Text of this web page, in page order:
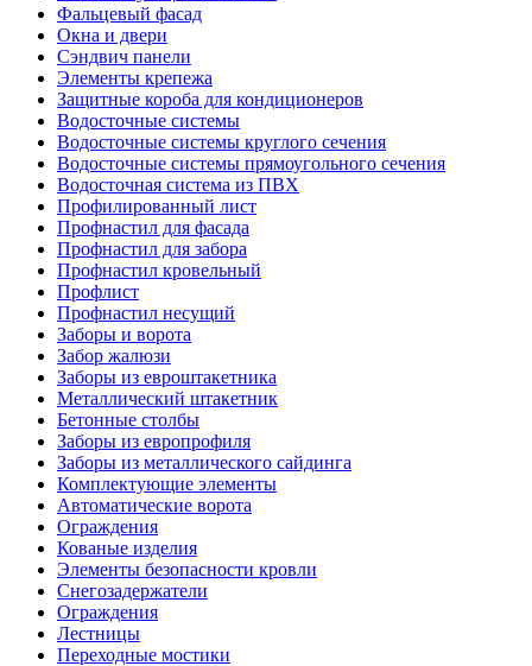
Фальцевый фасад
Окна и двери
Сэндвич панели
Элементы крепежа
Защитные короба для кондиционеров
Водосточные системы
Водосточные системы круглого сечения
Водосточные системы прямоугольного сечения
Водосточная система из ПВХ
Профилированный лист
Профнастил для фасада
Профнастил для забора
Профнастил кровельный
Профлист
Профнастил несущий
Заборы и ворота
Забор жалюзи
Заборы из евроштакетника
Металлический штакетник
Бетонные столбы
Заборы из европрофиля
Заборы из металлического сайдинга
Комплектующие элементы
Автоматические ворота
Ограждения
Кованые изделия
Элементы безопасности кровли
Снегозадержатели
Ограждения
Лестницы
Переходные мостики